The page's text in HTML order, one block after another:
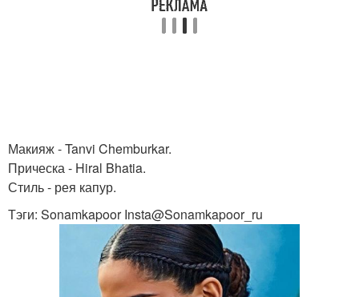
Макияж - Tanvi Chemburkar.
Прическа - Hiral Bhatia.
Стиль - рея капур.
Тэги: Sonamkapoor Insta@Sonamkapoor_ru